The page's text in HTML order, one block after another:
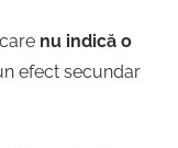
nu indică o
efect secundar